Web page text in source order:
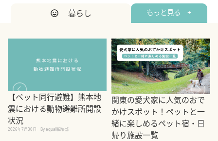
暮らし もっと見る +
【ペット同行避難】熊本地
震における動物避難所開設
状況
2026年7月30日 By equall編集部
関東の愛犬家に人気のおで
かけスポット！ペットと一
緒に楽しめるペット宿・日
帰り施設一覧